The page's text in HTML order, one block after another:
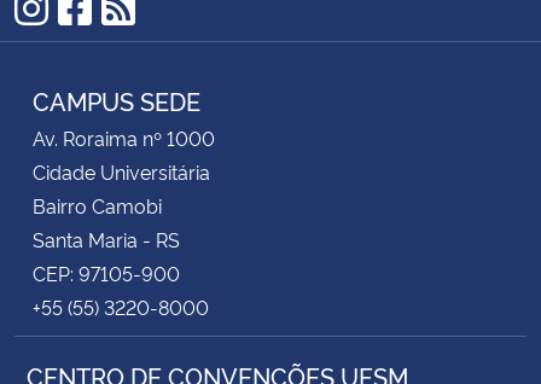
Instagram
Facebook
RSS
CAMPUS SEDE
Av. Roraima nº 1000
Cidade Universitária
Bairro Camobi
Santa Maria - RS
CEP: 97105-900
+55 (55) 3220-8000
CENTRO DE CONVENÇÕES UFSM